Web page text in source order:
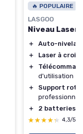
🔥 POPULAIRE
LASGOO
Niveau Laser
＋
Auto-
＋
Laser à croix
＋
d'utilisation
＋
Support
professionnel
＋
2 batteries
★★★★★
★★★★★ 4,3/5